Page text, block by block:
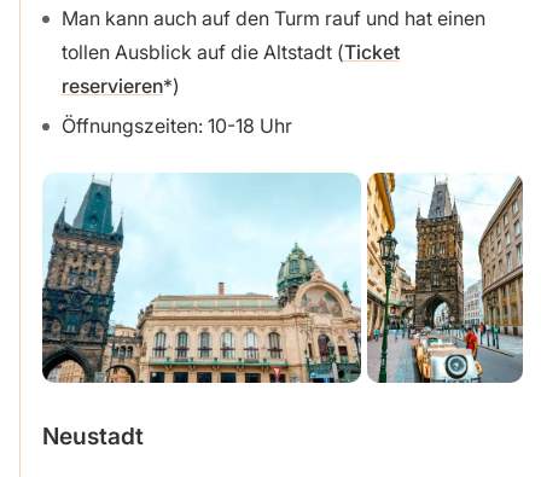
Man kann auch auf den Turm rauf und hat einen
tollen Ausblick auf die Altstadt (Ticket
reservieren )
Öffnungszeiten: 10-18 Uhr
Neustadt